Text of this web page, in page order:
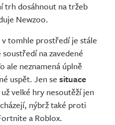
trh dosáhnout na tržeb
Newzoo.
tomhle prostředí je stále
na zavedené
ale neznamená úplně
uspět. Jen se situace
velké hry nesoutěží jen
nýbrž také proti
a Roblox.